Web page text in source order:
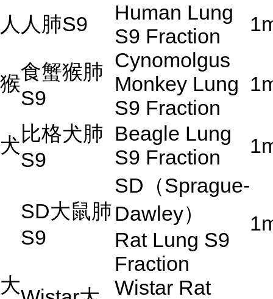
人 人肺S9
Human Lung
S9 Fraction
猴食蟹猴肺
S9
Cynomolgus
Monkey Lung
S9 Fraction
犬比格犬肺
S9
Beagle Lung
S9 Fraction
大
SD大鼠肺
S9
SD （Sprague-
Dawley）
Rat Lung S9
Fraction
Wistar Rat